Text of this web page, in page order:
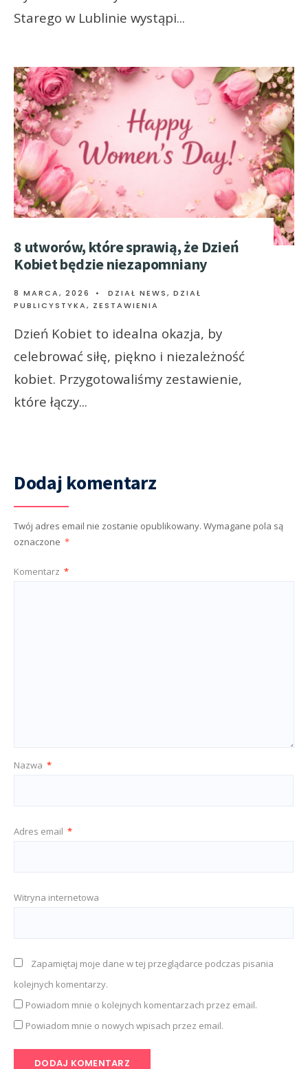
Starego w Lublinie wystąpi...
8 utworów, które sprawią, że Dzień
Kobiet będzie niezapomniany
8 MARCA, 2026 • DZIAŁ NEWS, DZIAŁ
PUBLICYSTYKA, ZESTAWIENIA
Dzień Kobiet to idealna okazja, by
celebrować siłę, piękno i niezależność
kobiet. Przygotowaliśmy zestawienie,
które łączy...
Dodaj komentarz
Twój adres email nie zostanie opublikowany. Wymagane pola są
oznaczone *
Komentarz *
Nazwa *
Adres email *
Witryna internetowa
Zapamiętaj moje dane w tej przeglądarce podczas pisania
kolejnych komentarzy.
Powiadom mnie o kolejnych komentarzach przez email.
Powiadom mnie o nowych wpisach przez email.